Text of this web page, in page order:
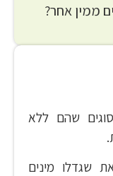
ממין אחר?
שהם ללא
שגדלו מינים